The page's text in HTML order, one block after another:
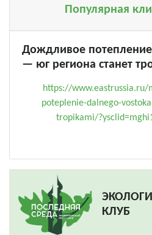
Популярная
Дождливое потепление
— юг региона станет
https://
poteplenie-dalnego-
tropikami/
КЛУБ